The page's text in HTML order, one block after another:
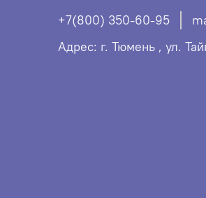
+7(800) 350-60-95
Адрес: г. Тюмень , ул.